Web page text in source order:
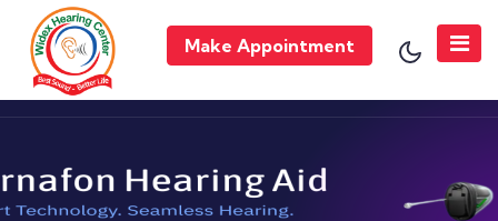
Make Appointment